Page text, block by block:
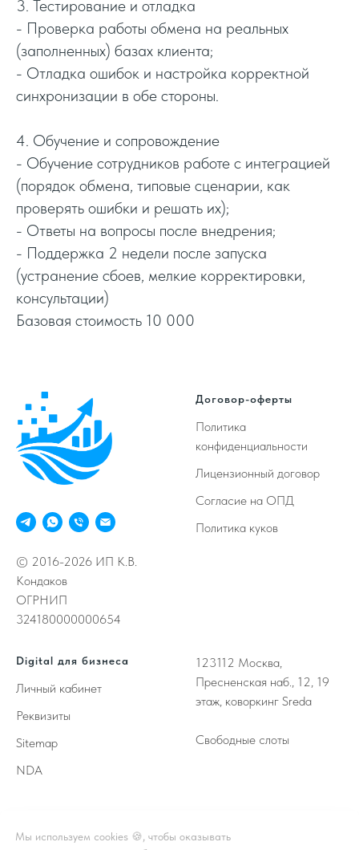
3. Тестирование и отладка
- Проверка работы обмена на реальных
(заполненных) базах клиента;
- Отладка ошибок и настройка корректной
синхронизации в обе стороны.
4. Обучение и сопровождение
- Обучение сотрудников работе с интеграцией
(порядок обмена, типовые сценарии, как
проверять ошибки и решать их);
- Ответы на вопросы после внедрения;
- Поддержка 2 недели после запуска
(устранение сбоев, мелкие корректировки,
консультации)
Базовая стоимость 10 000
© 2016-2026 ИП К.В.
Кондаков
ОГРНИП
324180000000654
Договор-оферты
Политика
конфиденциальности
Лицензионный договор
Согласие на ОПД
Политика куков
Digital для бизнеса
Личный кабинет
Реквизиты
Sitemap
NDA
123112 Москва,
Пресненская наб., 12, 19
этаж, коворкинг Sreda
Свободные слоты
Принимаем к оплате
Мы используем cookies 🍪, чтобы оказывать